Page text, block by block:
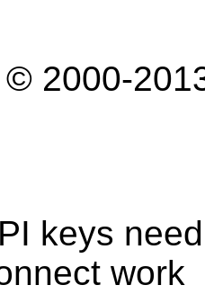
2000-
keys
work